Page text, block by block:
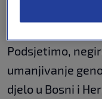
Podsjetimo,
umanjivanje
djelo u Bosni i